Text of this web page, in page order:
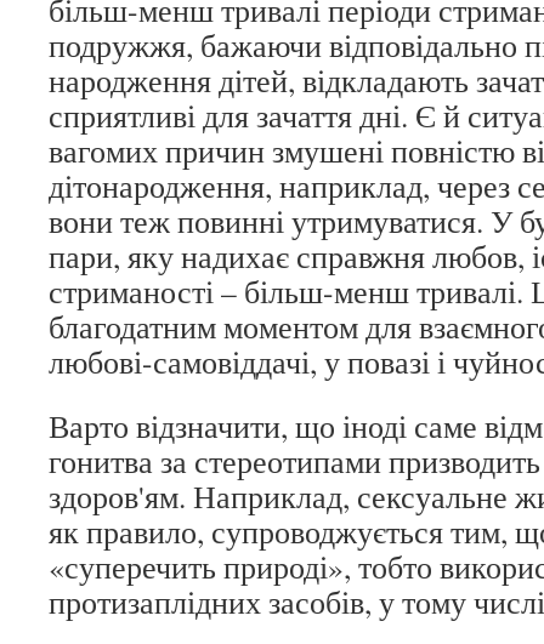
більш-менш тривалі періоди
подружжя, бажаючи відповідально
народження дітей, відкладають
сприятливі для зачаття дні. Є й
вагомих причин змушені повністю
дітонародження, наприклад, через
вони теж повинні утримуватися. У
пари, яку надихає справжня любов,
стриманості – більш-менш тривалі.
благодатним моментом для
любові-самовіддачі, у повазі і
Варто відзначити, що іноді саме
гонитва за стереотипами
здоров'ям. Наприклад, сексуальне
як правило, супроводжується тим,
«суперечить природі», тобто
протизаплідних засобів, у тому